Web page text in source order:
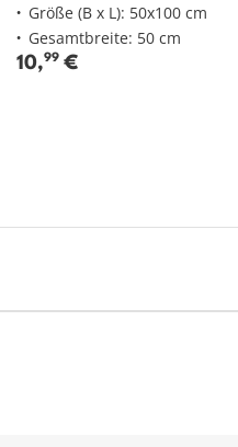
Größe (B x L): 50x100 cm
Gesamtbreite: 50 cm
10,99 €